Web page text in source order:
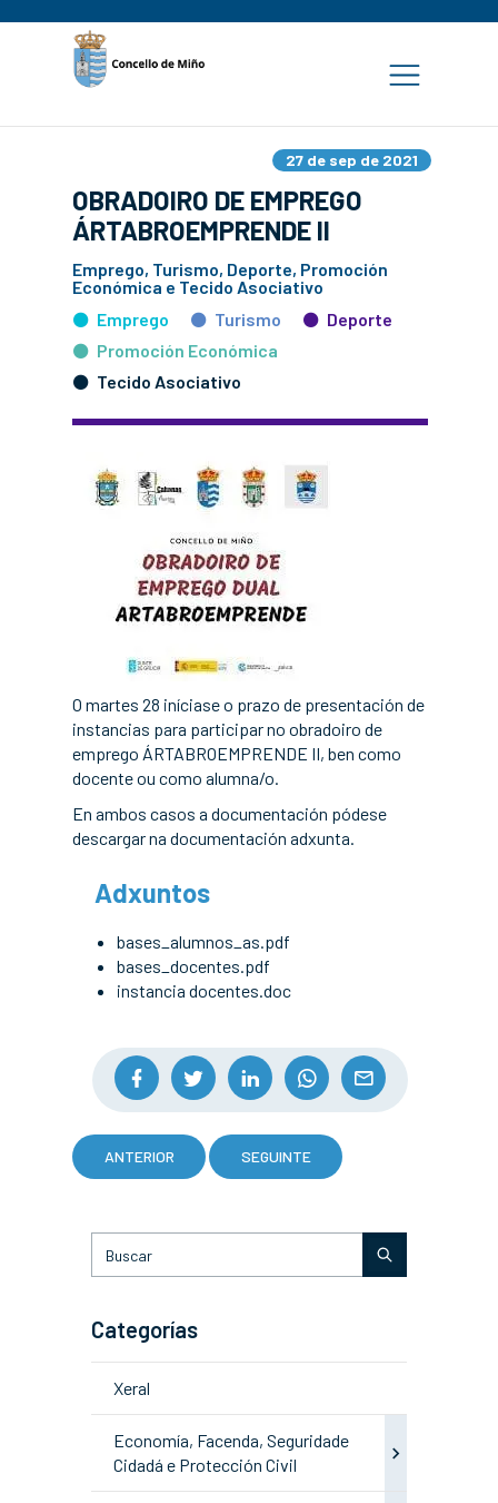
27 de sep de 2021
OBRADOIRO DE EMPREGO
ÁRTABROEMPRENDE II
Emprego, Turismo, Deporte, Promoción
Económica e Tecido Asociativo
Emprego
Turismo
Deporte
Promoción Económica
Tecido Asociativo
O martes 28 iníciase o prazo de presentación de
instancias para participar no obradoiro de
emprego ÁRTABROEMPRENDE II, ben como
docente ou como alumna/o.
En ambos casos a documentación pódese
descargar na documentación adxunta.
Adxuntos
bases_alumnos_as.pdf
bases_docentes.pdf
instancia docentes.doc
ANTERIOR SEGUINTE
Categorías
Xeral
Economía, Facenda, Seguridade
Cidadá e Protección Civil